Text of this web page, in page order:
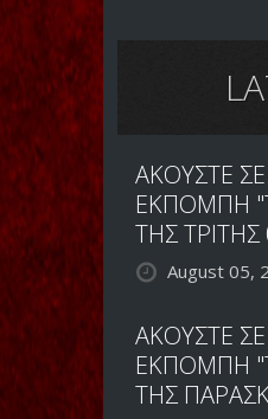
ΑΚΟΥΣΤΕ
ΕΚΠΟΜΠΗ
ΤΗΣ ΤΡΙΤΗΣ
August 05,
ΑΚΟΥΣΤΕ
ΕΚΠΟΜΠΗ
ΤΗΣ